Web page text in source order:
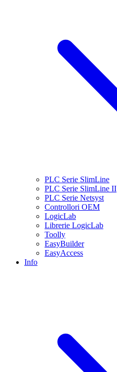
PLC Serie SlimLine
PLC Serie SlimLine II
PLC Serie Netsyst
Controllori OEM
LogicLab
Librerie LogicLab
Toolly
EasyBuilder
EasyAccess
Info